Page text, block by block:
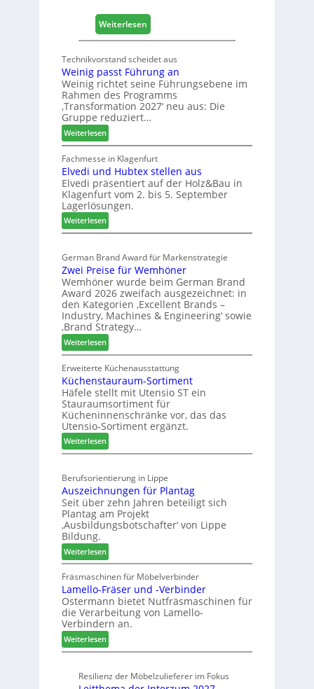
s
i
k
b
e
r
c
Weiterlesen:
E
g
e
r
:
a
b
i
l
e
e
c
h
ä
f
t
a
h
r
Technikvorstand scheidet aus
Weinig passt Führung an
Weinig richtet seine Führungsebene im
Rahmen des Programms
‚Transformation 2027‘ neu aus: Die
Gruppe reduziert…
Weiterlesen:
W
e
i
n
i
g
p
a
s
t
F
ü
h
r
u
n
g
a
n
Fachmesse in Klagenfurt
Elvedi und Hubtex stellen aus
Elvedi präsentiert auf der Holz&Bau in
Klagenfurt vom 2. bis 5. September
Lagerlösungen.
Weiterlesen:
E
v
e
d
i
u
n
d
H
u
b
t
e
x
s
t
e
e
n
a
u
German Brand Award für Markenstrategie
Zwei Preise für Wemhöner
Wemhöner wurde beim German Brand
Award 2026 zweifach ausgezeichnet: in
den Kategorien ‚Excellent Brands –
Industry, Machines & Engineering‘ sowie
‚Brand Strategy…
Weiterlesen:
Z
w
e
i
P
r
e
i
s
f
ü
r
W
e
m
h
n
e
r
Erweiterte Küchenausstattung
Küchenstauraum-Sortiment
Häfele stellt mit Utensio ST ein
Stauraumsortiment für
Kücheninnenschränke vor, das das
Utensio-Sortiment ergänzt.
Weiterlesen:
K
c
h
e
n
s
t
a
u
r
a
u
m
-
S
o
t
Berufsorientierung in Lippe
Auszeichnungen für Plantag
Seit über zehn Jahren beteiligt sich
Plantag am Projekt
‚Ausbildungsbotschafter‘ von Lippe
Bildung.
Weiterlesen:
A
u
s
z
e
i
c
h
u
Fräsmaschinen für Möbelverbinder
Lamello-Fräser und -Verbinder
Ostermann bietet Nutfräsmaschinen für
die Verarbeitung von Lamello-
Verbindern an.
Weiterlesen:
L
m
Resilienz der Möbelzulieferer im Fokus